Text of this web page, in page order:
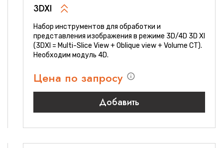
3DXI
Набор инструментов для обработки и
представления изображения в режиме 3D/4D 3D XI
(3DXI = Multi-Slice View + Oblique view + Volume CT).
Необходим модуль 4D.
Цена по запросу
Добавить